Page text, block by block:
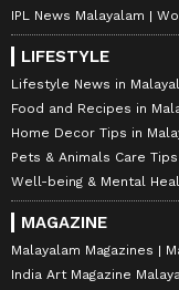
IPL News Malayalam
LIFESTYLE
Lifestyle News in
Food and Recipes in
Home Decor Tips in
Pets & Animals Care Tips
Well-being & Mental
MAGAZINE
Malayalam Magazines
India Art Magazine